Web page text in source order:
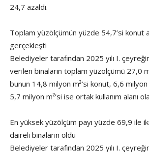
24,7 azaldı.
Toplam yüzölçümün yüzde 54,7’si konut
gerçekleşti
Belediyeler tarafından 2025 yılı I.
verilen binaların toplam yüzölçümü 27,0
bunun 14,8 milyon m²’si konut, 6,6 milyon
5,7 milyon m²’si ise ortak kullanım alanı
En yüksek yüzölçüm payı yüzde 69,9 ile
daireli binaların oldu
Belediyeler tarafından 2025 yılı I.